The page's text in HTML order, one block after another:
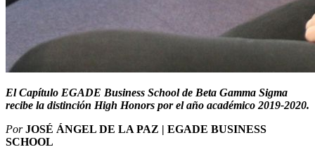
El Capítulo EGADE Business School de Beta Gamma Sigma
recibe la distinción High Honors por el año académico 2019-2020.
Por JOSÉ ÁNGEL DE LA PAZ | EGADE BUSINESS
SCHOOL